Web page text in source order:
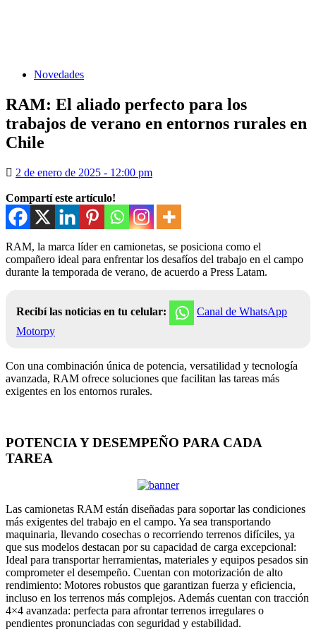
Novedades
RAM: El aliado perfecto para los
trabajos de verano en entornos rurales en
Chile
2 de enero de 2025 - 12:00 pm
Compartí este artículo!
RAM, la marca líder en camionetas, se posiciona como el
compañero ideal para enfrentar los desafíos del trabajo en el campo
durante la temporada de verano, de acuerdo a Press Latam.
Recibí las noticias en tu celular:
Canal de WhatsApp
Motorpy
Con una combinación única de potencia, versatilidad y tecnología
avanzada, RAM ofrece soluciones que facilitan las tareas más
exigentes en los entornos rurales.
POTENCIA Y DESEMPEÑO PARA CADA
TAREA
Las camionetas RAM están diseñadas para soportar las condiciones
más exigentes del trabajo en el campo. Ya sea transportando
maquinaria, llevando cosechas o recorriendo terrenos difíciles, ya
que sus modelos destacan por su capacidad de carga excepcional:
Ideal para transportar herramientas, materiales y equipos pesados sin
comprometer el desempeño. Cuentan con motorización de alto
rendimiento: Motores robustos que garantizan fuerza y eficiencia,
incluso en los terrenos más complejos. Además cuentan con tracción
4×4 avanzada: perfecta para afrontar terrenos irregulares o
pendientes pronunciadas con seguridad y estabilidad.